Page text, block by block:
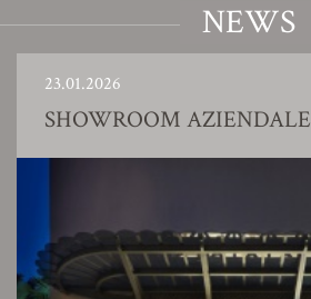
NEWS
23.01.2026
SHOWROOM AZIENDALE